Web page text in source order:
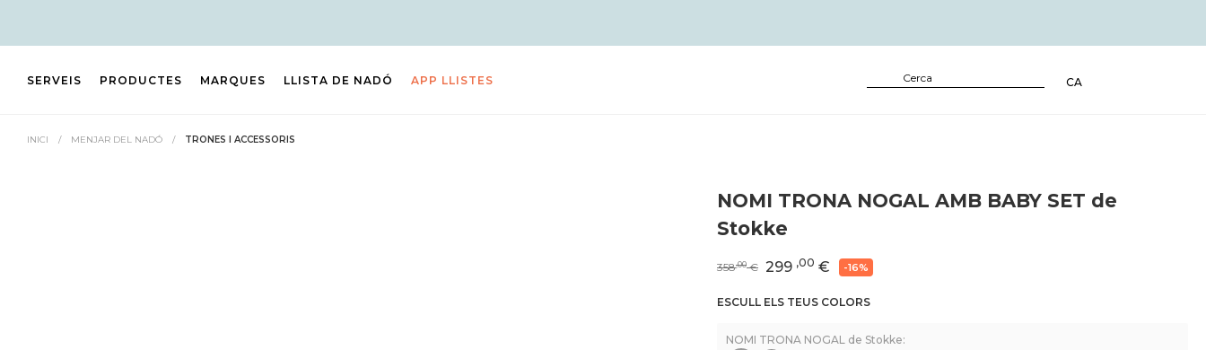
SERVEIS PRODUCTES MARQUES LLISTA DE NADÓ APP LLISTES CA
INICI / MENJAR DEL NADÓ / TRONES I ACCESSORIS
NOMI TRONA NOGAL AMB BABY SET de
Stokke
358,00€ 299 ,00 € -16%
ESCULL ELS TEUS COLORS
NOMI TRONA NOGAL de Stokke: